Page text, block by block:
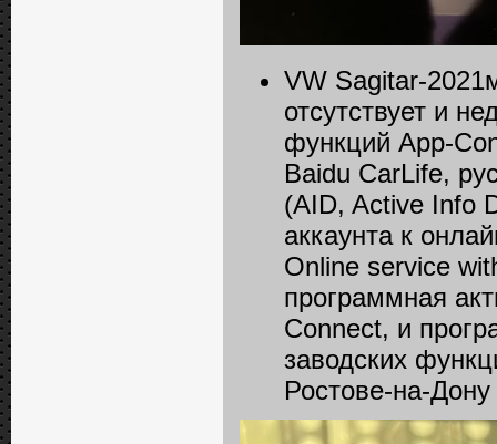
VW Sagitar-
отсутствует и
функций App-
Baidu CarLife,
(AID, Active Info
аккаунта к
Online service
программная
Connect, и
заводских
Ростове-на-Дону